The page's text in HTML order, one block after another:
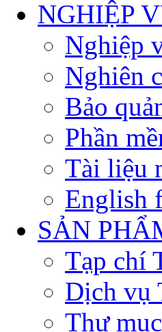
NGHIỆP
Nghiệp
Nghiên
Bảo
Phần
Tài liệu
English
SẢN
Tạp chí
Dịch vụ
Thư